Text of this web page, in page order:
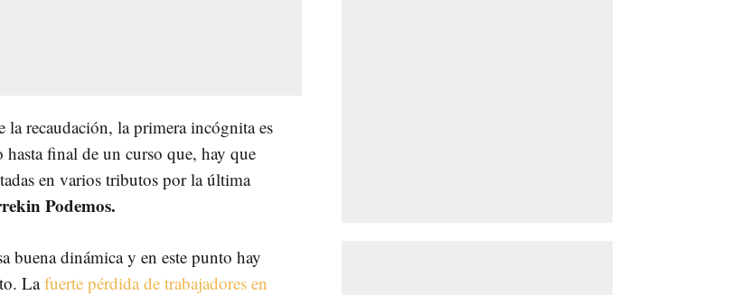
recaudación, la primera incógnita es
final de un curso que, hay que
en varios tributos por la última
Podemos.
buena dinámica y en este punto hay
Lafuerte pérdida de trabajadores en